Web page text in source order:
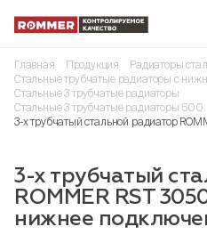
Главная Продукция
Радиаторы
Стальные трубчатые радиаторы с
Стальные 3 трубчатые радиаторы
Стальные 3 трубчатые радиаторы 500
3-х трубчатый стальной радиатор
3-х трубчатый
ROMMER RST
нижнее